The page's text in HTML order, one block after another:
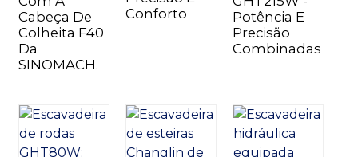
Cabeça De
Colheita F40
Da
SINOMACH.
Conforto
Potência E
Precisão
Combinadas